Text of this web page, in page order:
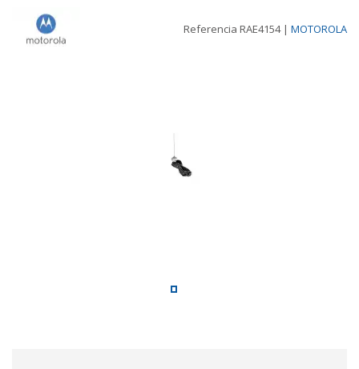
Referencia RAE4154| MOTOROLA